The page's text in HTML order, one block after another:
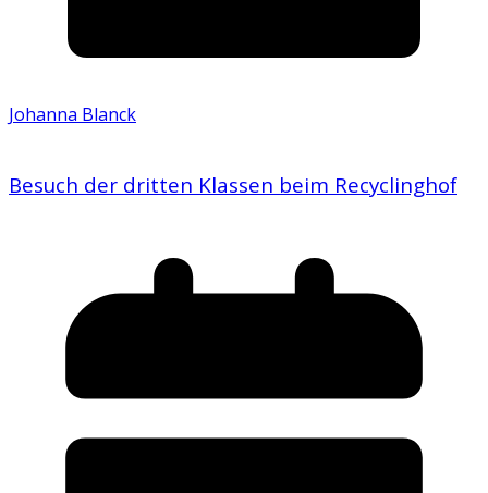
Johanna Blanck
Besuch der dritten Klassen beim Recyclinghof